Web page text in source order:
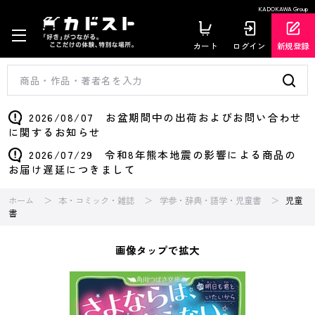
KADOKAWA Group
カート ログイン 新規登録
2026/08/07 お盆期間中の出荷およびお問い合わせ
に関するお知らせ
2026/07/29 令和8年熊本地震の影響による商品の
お届け遅延につきまして
ホーム 本・コミック・雑誌 学参・辞典・語学・児童書
児童
書
画像タップで拡大